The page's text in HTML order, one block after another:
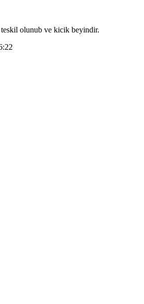
olunub ve kicik beyindir.